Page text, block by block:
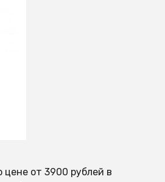
цене от 3900 рублей в